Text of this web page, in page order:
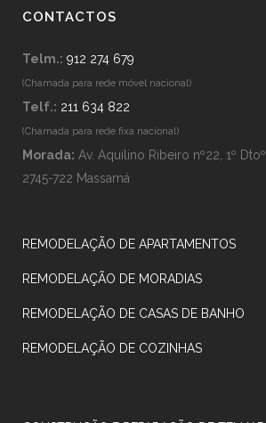
CONTACTOS
Telm.: 912 274 679
(Chamada para rede móvel nacional)
Telf.: 211 634 822
(Chamada para rede fixa nacional)
Morada: Av. Aquilino Ribeiro nº22, 1º Dtoº
2745-722 Massamá
REMODELAÇÃO DE APARTAMENTOS
REMODELAÇÃO DE MORADIAS
REMODELAÇÃO DE CASAS DE BANHO
REMODELAÇÃO DE COZINHAS